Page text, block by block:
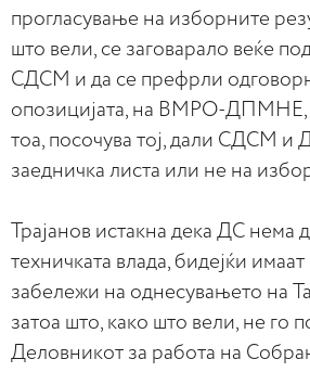
прогласување на изборните
што вели, се заговарало веќе
СДСМ и да се префрли
опозицијата, на ВМРО-ДПМНЕ,
тоа, посочува тој, дали СДСМ и
заедничка листа или не на
Трајанов истакна дека ДС нема
техничката влада, бидејќи
забележи на однесувањето на
затоа што, како што вели, не го
Деловникот за работа на